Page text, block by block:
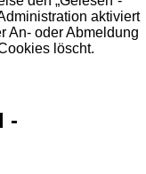
aktiviert
An- oder Abmeldung
löscht.
-